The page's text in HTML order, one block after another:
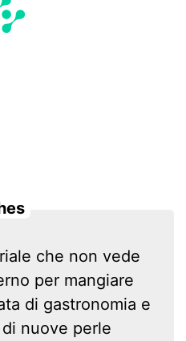
che non vede
per mangiare
di gastronomia e
nuove perle